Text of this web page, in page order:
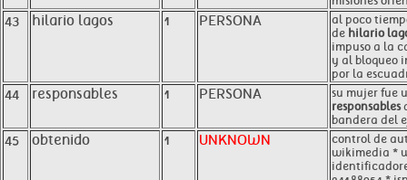
43 hilario lagos 1 PERSONA
al poco
de hilario
impuso a la
y al bloqueo
por la
44 responsables 1 PERSONA
su mujer fue
responsables
bandera del
45 obtenido 1 UNKNOWN
control de
wikimedia *